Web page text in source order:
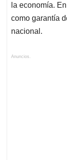
la economía.
como garantía
nacional.
Anuncios.